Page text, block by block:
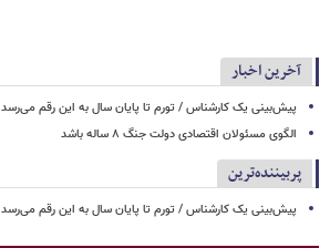
آخرین اخبار
پیش‌بینی یک کارشناس / تورم تا پایان سال به این رقم می‌رسد
الگوی مسئولان اقتصادی دولت جنگ ۸ ساله باشد
پربیننده‌ترین
پیش‌بینی یک کارشناس / تورم تا پایان سال به این رقم می‌رسد